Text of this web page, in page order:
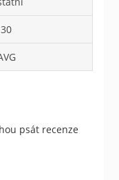
30
psát recenze